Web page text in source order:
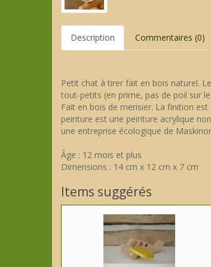
Description Commentaires (0)
Petit chat à tirer fait en bois naturel.
tout-petits (en prime, pas de poil sur
Fait en bois de merisier. La finition
peinture est une peinture acrylique
une entreprise écologique de
Âge : 12 mois et plus
Dimensions : 14 cm x 12 cm x 7 cm
Items suggérés